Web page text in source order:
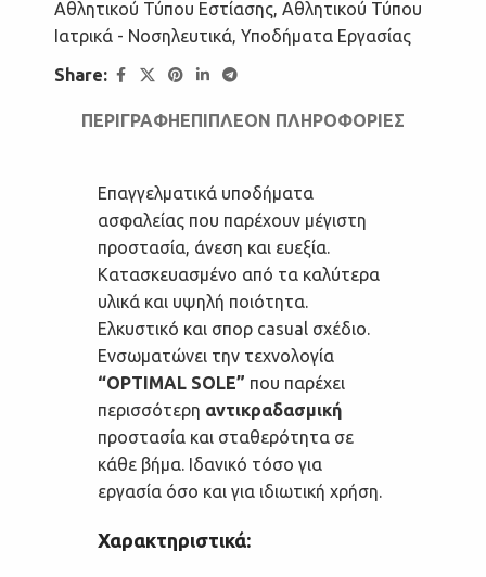
Αθλητικού Τύπου Εστίασης, Αθλητικού Τύπου
Ιατρικά - Νοσηλευτικά, Υποδήματα Εργασίας
Share:
ΠΕΡΙΓΡΑΦΉΕΠΙΠΛΈΟΝ ΠΛΗΡΟΦΟΡΊΕΣ
Επαγγελματικά υποδήματα
ασφαλείας που παρέχουν μέγιστη
προστασία, άνεση και ευεξία.
Κατασκευασμένο από τα καλύτερα
υλικά και υψηλή ποιότητα.
Ελκυστικό και σπορ casual σχέδιο.
Ενσωματώνει την τεχνολογία
“OPTIMAL SOLE” που παρέχει
περισσότερη αντικραδασμική
προστασία και σταθερότητα σε
κάθε βήμα. Ιδανικό τόσο για
εργασία όσο και για ιδιωτική χρήση.
Χαρακτηριστικά: